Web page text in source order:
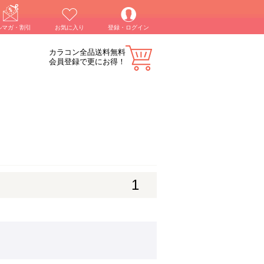
マガ・割引 お気に入り 登録・ログイン
カラコン全品送料無料
会員登録で更にお得！
1